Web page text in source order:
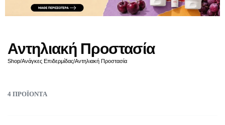
Αντηλιακή Προστασία
Shop/Ανάγκες Επιδερμίδας/Αντηλιακή Προστασία
4 ΠΡΟΪΌΝΤΑ